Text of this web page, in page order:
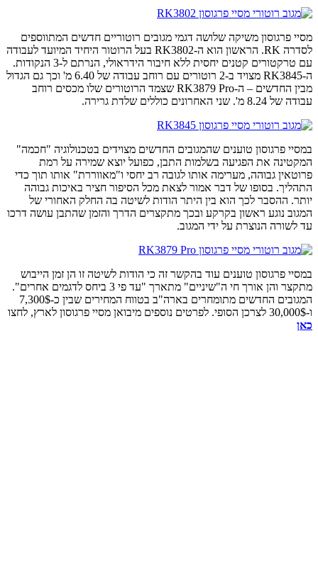
מסיי פרגוסון משיקה שלושה דגמי מגובים רוטוריים חדשים המתווספים
לסדרה RK. הראשון הוא ה-RK3802 בעל הרוטור היחיד המיועד לעבודה
עם טרקטורים קטנים יחסית ללא חיבור הידראולי, הנרתם ל-3 הנקודות.
ה-RK3845 מצויד ב-2 רוטורים עם רוחב עבודה של 6.40 מ' וכך גם הגדול
מבין החדשים – ה-RK3879 Pro שצמד הרוטורים שלו מכסים רוחב
עבודה של 8.24 מ'. שני האחרונים כוללים שלדת גרירה.
במסיי פרגוסון טוענים שהמגובים החדשים מצוידים בטכנולוגיה "חכמה"
המקטינה את הפגיעה בשלמות התבן, כפועל יוצא שמירה על רמת
פרוטאין גבוהה, מערימה אותו לגובה רב יחסי ו"מאווררת" אותו תוך כדי
התהליך. בסופו של דבר אמור לצאת מכל הסיפור חציר באיכות גבוהה
יותר. ההסבר לכך הוא בין היתר הודות לשיטה בה החלק האחורי של
המגוב נוגע ראשון בקרקע ובכך מתקצרים הדרך והזמן שהתבן עושה דרכו
עד לשורה הנוצרת על ידי המגוב.
במסיי פרגוסון טוענים עוד בהקשר זה כי הודות לשיטה זו הן זמן הייבוש
מתקצר והן אורך חי ה"שיניים" מתארך "עד פי 3 ביחס לדגמים אחרים".
המגובים החדשים מתומחרים בארה"ב בטווח המחירים שבין כ-7,300$
ו-30,000$ לצרכן הסופי. לפרטים נוספים מיבואן מסיי פרגוסון לארץ, לחצו
כאן